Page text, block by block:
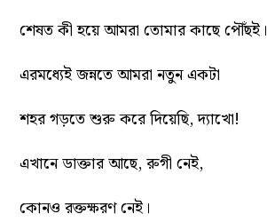
শেষত কী হয়ে আমরা তোমার কাছে পৌঁছই।
এরমধ্যেই জন্নতে আমরা নতুন একটা
শহর গড়তে শুরু করে দিয়েছি, দ্যাখো!
এখানে ডাক্তার আছে, রুগী নেই,
কোনও রক্তক্ষরণ নেই।